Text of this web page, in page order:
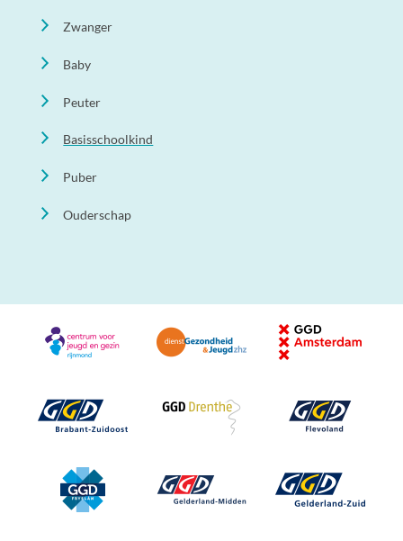
Zwanger
Baby
Peuter
Basisschoolkind
Puber
Ouderschap